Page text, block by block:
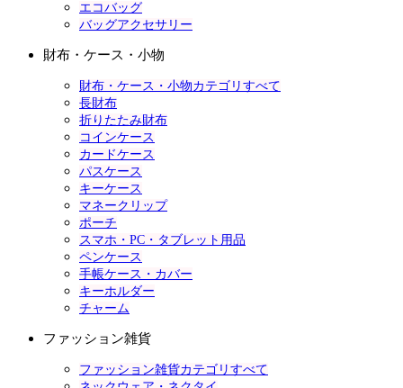
エコバッグ
バッグアクセサリー
財布・ケース・小物
財布・ケース・小物カテゴリすべて
長財布
折りたたみ財布
コインケース
カードケース
パスケース
キーケース
マネークリップ
ポーチ
スマホ・PC・タブレット用品
ペンケース
手帳ケース・カバー
キーホルダー
チャーム
ファッション雑貨
ファッション雑貨カテゴリすべて